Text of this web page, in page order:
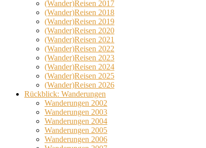
(Wander)Reisen 2017
(Wander)Reisen 2018
(Wander)Reisen 2019
(Wander)Reisen 2020
(Wander)Reisen 2021
(Wander)Reisen 2022
(Wander)Reisen 2023
(Wander)Reisen 2024
(Wander)Reisen 2025
(Wander)Reisen 2026
Rückblick: Wanderungen
Wanderungen 2002
Wanderungen 2003
Wanderungen 2004
Wanderungen 2005
Wanderungen 2006